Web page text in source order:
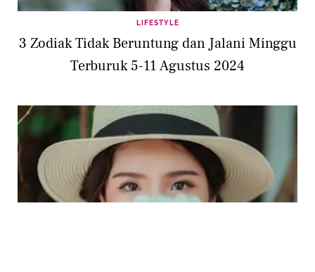
LIFESTYLE
3 Zodiak Tidak Beruntung dan Jalani Minggu
Terburuk 5-11 Agustus 2024